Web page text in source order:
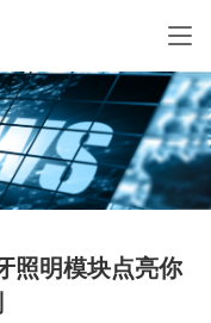
照明模块点亮你